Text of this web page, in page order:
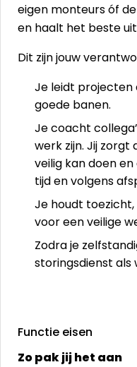
eigen monteurs óf
en haalt het beste
Dit zijn jouw
Je leidt projecten
goede banen.
Je coacht
werk zijn. Jij zorgt
veilig kan doen
tijd en volgens
Je houdt
voor een veilige
Zodra je
storingsdienst als
Functie eisen
Zo pak jij het aan